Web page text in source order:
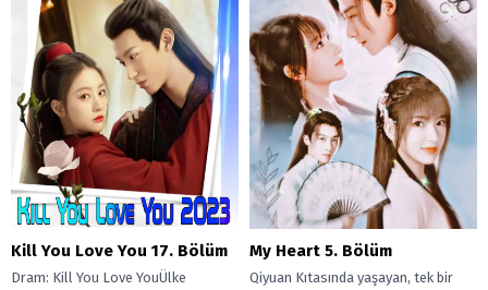
Kill You Love You 17. Bölüm
Dram: Kill You Love YouÜlke
My Heart 5. Bölüm
Qiyuan Kıtasında yaşayan, tek bir